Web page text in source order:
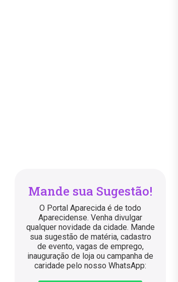
Mande sua Sugestão!
O Portal Aparecida é de todo
Aparecidense. Venha divulgar
qualquer novidade da cidade. Mande
sua sugestão de matéria, cadastro
de evento, vagas de emprego,
inauguração de loja ou campanha de
caridade pelo nosso WhatsApp: